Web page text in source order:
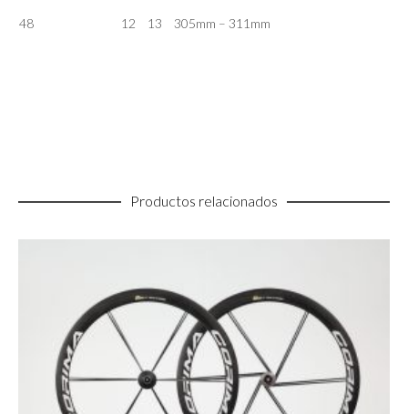
48 12 13 305mm – 311mm
Productos relacionados